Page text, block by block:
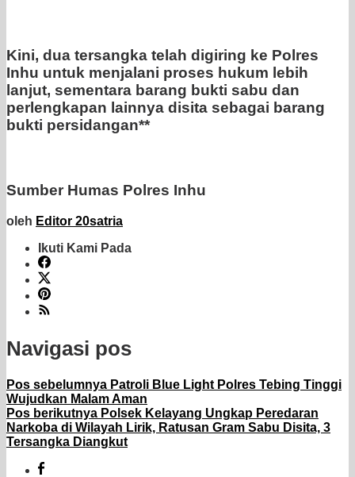
Kini, dua tersangka telah digiring ke Polres
Inhu untuk menjalani proses hukum lebih
lanjut, sementara barang bukti sabu dan
perlengkapan lainnya disita sebagai barang
bukti persidangan**
Sumber Humas Polres Inhu
oleh Editor 20satria
Ikuti Kami Pada
Navigasi pos
Pos sebelumnya Patroli Blue Light Polres Tebing Tinggi
Wujudkan Malam Aman
Pos berikutnya Polsek Kelayang Ungkap Peredaran
Narkoba di Wilayah Lirik, Ratusan Gram Sabu Disita, 3
Tersangka Diangkut